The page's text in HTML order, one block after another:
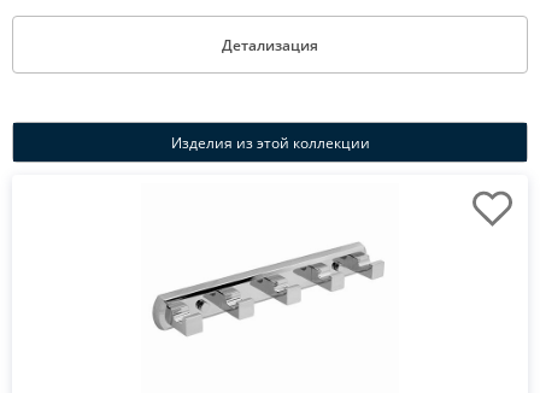
Детализация
Изделия из этой коллекции